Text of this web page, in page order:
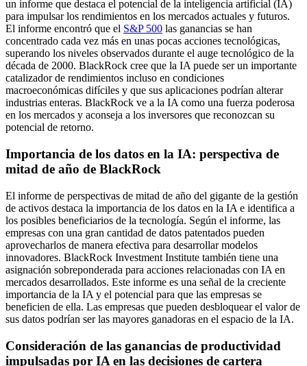
un informe que destaca el potencial de la inteligencia artificial (IA)
para impulsar los rendimientos en los mercados actuales y futuros.
El informe encontró que el S&P 500 las ganancias se han
concentrado cada vez más en unas pocas acciones tecnológicas,
superando los niveles observados durante el auge tecnológico de la
década de 2000. BlackRock cree que la IA puede ser un importante
catalizador de rendimientos incluso en condiciones
macroeconómicas difíciles y que sus aplicaciones podrían alterar
industrias enteras. BlackRock ve a la IA como una fuerza poderosa
en los mercados y aconseja a los inversores que reconozcan su
potencial de retorno.
Importancia de los datos en la IA: perspectiva de
mitad de año de BlackRock
El informe de perspectivas de mitad de año del gigante de la gestión
de activos destaca la importancia de los datos en la IA e identifica a
los posibles beneficiarios de la tecnología. Según el informe, las
empresas con una gran cantidad de datos patentados pueden
aprovecharlos de manera efectiva para desarrollar modelos
innovadores. BlackRock Investment Institute también tiene una
asignación sobreponderada para acciones relacionadas con IA en
mercados desarrollados. Este informe es una señal de la creciente
importancia de la IA y el potencial para que las empresas se
beneficien de ella. Las empresas que pueden desbloquear el valor de
sus datos podrían ser las mayores ganadoras en el espacio de la IA.
Consideración de las ganancias de productividad
impulsadas por IA en las decisiones de cartera